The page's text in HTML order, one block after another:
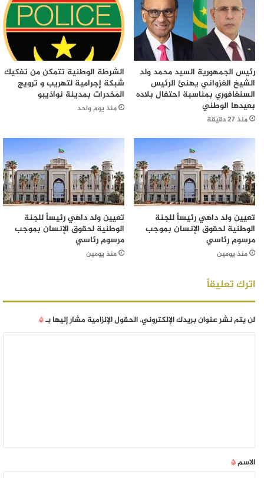
رئيس الجمهورية السيد محمد ولد
الشيخ الغزواني يهنئ الرئيس
السنغافوري بمناسبة احتفال بلاده
بعيدها الوطني
منذ 27 دقيقة
الشرطة الوطنية تتمكن من تفكيك
شبكة إجرامية لتهريب و ترويج
المخدرات بمدينة نواذيبو
منذ يوم واحد
تعيين ولد داهي رئيساً للجنة
الوطنية لحقوق الإنسان بموجب
مرسوم رئاسي
منذ يومين
تعيين ولد داهي رئيساً للجنة
الوطنية لحقوق الإنسان بموجب
مرسوم رئاسي
منذ يومين
اترك تعليقاً
لن يتم نشر عنوان بريدك الإلكتروني.الحقول الإلزامية مشار إليها بـ*
الاسم*